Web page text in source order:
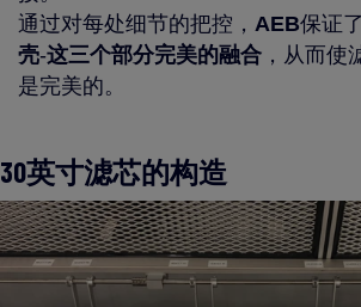
通过对每处细节的把控， AEB保证
壳-这三个部分完美的融合 ，从而使
是完美的。
30英寸滤芯的构造